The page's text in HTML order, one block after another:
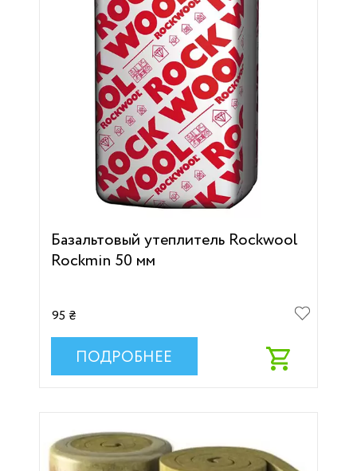
Базальтовый утеплитель Rockwool
Rockmin 50 мм
95 ₴
ПОДРОБНЕЕ